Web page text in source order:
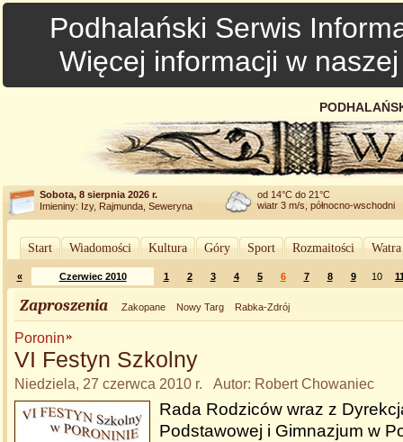
Podhalański Serwis
Więcej informacji w
Sobota, 8 sierpnia 2026 r.
Imieniny: Izy, Rajmunda, Seweryna
od 14°C do 21°C
wiatr 3 m/s, północno-wschodni
Start Wiadomości Kultura Góry Sport Rozmaitości
« Czerwiec 2010 1 2 3 4 5 6 7 8 9 10
Zaproszenia Zakopane Nowy Targ Rabka-Zdrój
Poronin
VI Festyn Szkolny
Niedziela, 27 czerwca 2010 r. Autor: Robert Chowaniec
Rada Rodziców wraz z
Podstawowej i Gimnazjum w